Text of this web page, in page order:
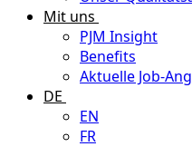
Mit uns
PJM Insight
Benefits
Aktuelle Job-
DE
EN
FR